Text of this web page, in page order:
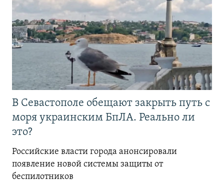
В Севастополе обещают закрыть путь с
моря украинским БпЛА. Реально ли
это?
Российские власти города анонсировали
появление новой системы защиты от
беспилотников